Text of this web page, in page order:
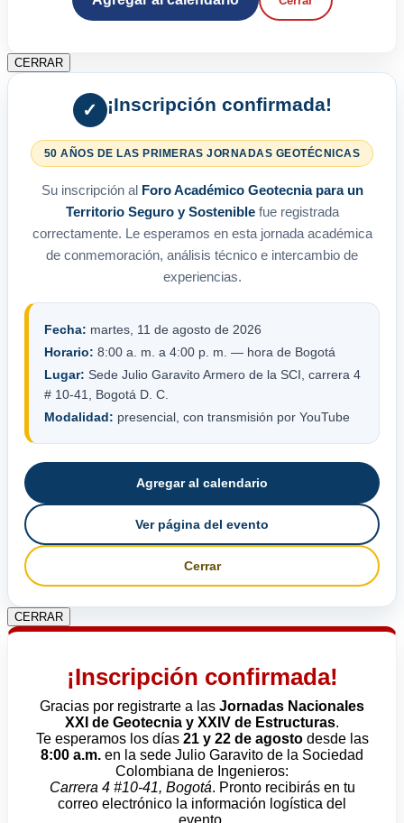
CERRAR
✓ ¡Inscripción confirmada!
50 AÑOS DE LAS PRIMERAS JORNADAS GEOTÉCNICAS
Su inscripción al Foro Académico Geotecnia para un
Territorio Seguro y Sosteniblefue registrada
correctamente. Le esperamos en esta jornada académica
de conmemoración, análisis técnico e intercambio de
experiencias.
Fecha: martes, 11 de agosto de 2026
Horario: 8:00 a. m. a 4:00 p. m. — hora de Bogotá
Lugar: Sede Julio Garavito Armero de la SCI, carrera 4
# 10-41, Bogotá D. C.
Modalidad: presencial, con transmisión por YouTube
Agregar al calendario
Ver página del evento
Cerrar
CERRAR
¡Inscripción confirmada!
Gracias por registrarte a las Jornadas Nacionales
XXI de Geotecnia y XXIV de Estructuras.
Te esperamos los días 21 y 22 de agostodesde las
8:00 a.m. en la sede Julio Garavito de la Sociedad
Colombiana de Ingenieros:
Carrera 4 #10-41, Bogotá. Pronto recibirás en tu
correo electrónico la información logística del